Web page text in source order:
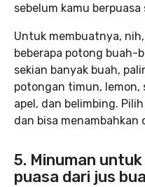
sebelum kamu berpuasa
Untuk membuatnya,
beberapa potong buah-
sekian banyak buah,
potongan timun, lemon,
apel, dan belimbing.
dan bisa
5. Minuman
puasa dari jus